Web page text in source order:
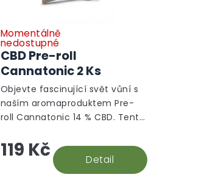
CBD Pre-roll
Cannatonic 2 Ks
Momentálně
nedostupné
119 Kč Detail
Objevte fascinující svět vůní s
naším aromaproduktem Pre-
roll Cannatonic 14 % CBD. Tento
vysoce kvalitních CBD květů
odrůdy Cannatonic, známé